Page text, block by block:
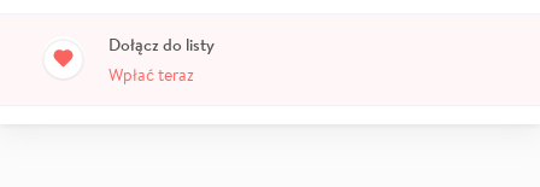
Dołącz do listy
Wpłać teraz